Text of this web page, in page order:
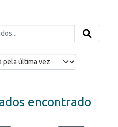
encontrado